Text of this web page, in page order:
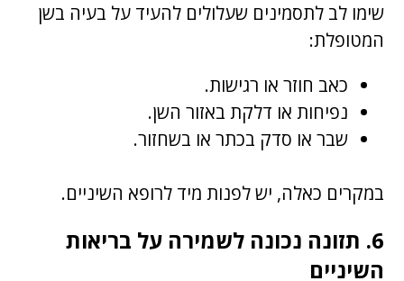
שימו לב לתסמינים שעלולים להעיד על בעיה בשן
המטופלת:
כאב חוזר או רגישות.
נפיחות או דלקת באזור השן.
שבר או סדק בכתר או בשחזור.
במקרים כאלה, יש לפנות מיד לרופא השיניים.
6. תזונה נכונה לשמירה על בריאות
השיניים